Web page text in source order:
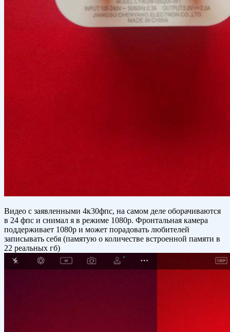
Видео с заявленными 4к30фпс, на самом деле оборачиваются
в 24 фпс и снимал я в режиме 1080р. Фронтальная камера
поддерживает 1080р и может порадовать любителей
записывать себя (памятую о количестве встроенной памяти в
22 реальных гб)